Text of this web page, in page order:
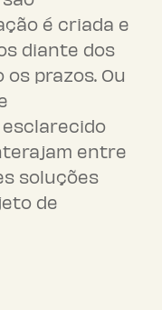
é criada e
diante dos
prazos. Ou
entre
soluções
de